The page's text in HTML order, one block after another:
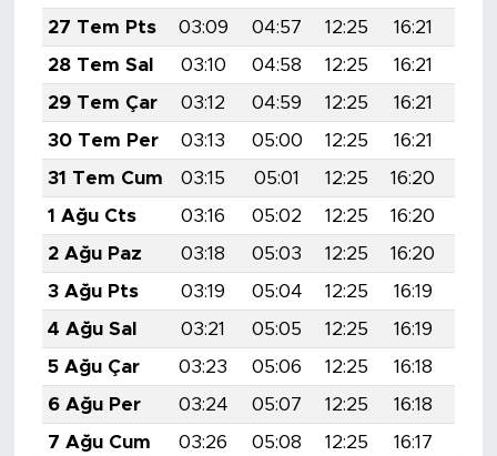
27 Tem Pts
03:09 04:57 12:25 16:21
28 Tem Sal
03:10 04:58 12:25 16:21
29 Tem Çar
03:12 04:59 12:25 16:21
30 Tem Per
03:13 05:00 12:25 16:21
31 Tem Cum
03:15 05:01 12:25 16:20
1 Ağu Cts
03:16 05:02 12:25 16:20
2 Ağu Paz
03:18 05:03 12:25 16:20
3 Ağu Pts
03:19 05:04 12:25 16:19
4 Ağu Sal
03:21 05:05 12:25 16:19
5 Ağu Çar
03:23 05:06 12:25 16:18
6 Ağu Per
03:24 05:07 12:25 16:18
7 Ağu Cum
03:26 05:08 12:25 16:17